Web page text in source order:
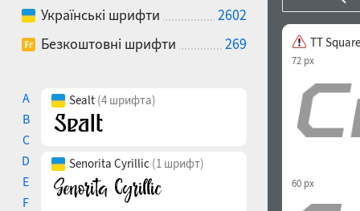
Українські шрифти
2602
Безкоштовні шрифти
269
A
B
C
D
E
F
Sealt (4 шрифта)
Senorita Cyrillic (1 шрифт)
TT
72 px
60 px